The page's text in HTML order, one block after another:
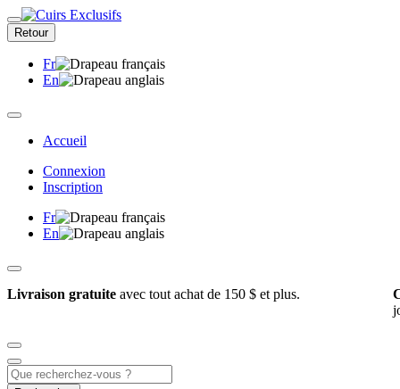
Retour
Fr
En
Accueil
Connexion
Inscription
Fr
En
Livraison gratuite avec tout achat de 150 $ et plus.